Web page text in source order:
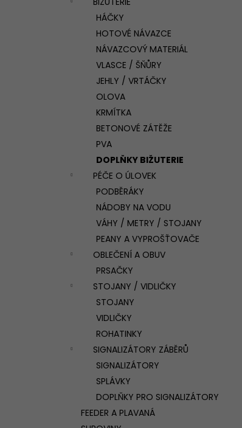
HÁČKY
HOTOVÉ NÁVAZCE
NÁVAZCOVÝ MATERIÁL
VLASCE / ŠŇŮRY
JEHLY / VRTÁČKY
OLOVA
KRMÍTKA
BETONOVÉ ZÁTĚŽE
PVA
DOPLŇKY BIŽUTERIE
PÉČE O ÚLOVEK
PODBĚRÁKY
NÁDOBY NA VODU
VÁHY / METRY / STOJANY
PEANY A VYPROŠŤOVAČE
OBLEČENÍ A OBUV
PRSAČKY
STOJANY / VIDLIČKY
STOJANY
VIDLIČKY
ROHATINKY
SIGNALIZÁTORY ZÁBĚRŮ
SIGNALIZÁTORY
SPLÁVKY
DOPLŇKY PRO SIGNALIZÁTORY
FEEDER A PLAVANÁ